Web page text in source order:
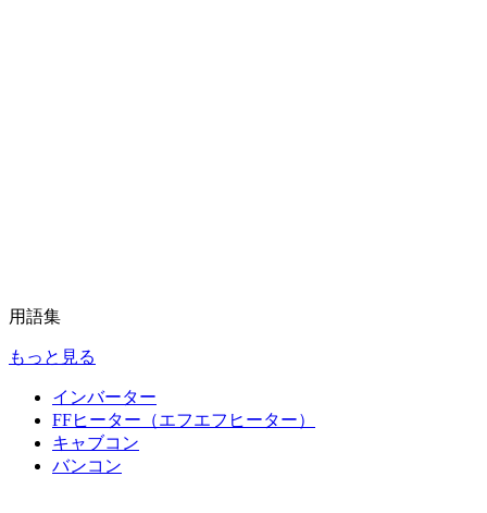
用語集
もっと見る
インバーター
FFヒーター（エフエフヒーター）
キャブコン
バンコン